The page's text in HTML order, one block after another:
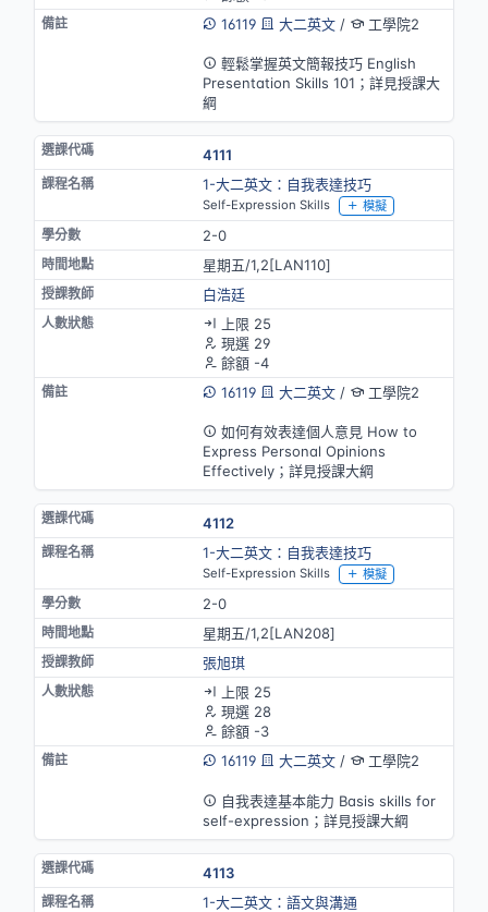
16119
大二英文/ 工學院2
輕鬆掌握英文簡報技巧 English
Presentation Skills 101；詳見授課大
綱
4111
1-大二英文：自我表達技巧
Self-Expression Skills 模擬
2-0
星期五/1,2[LAN110]
白浩廷
上限 25
現選 29
餘額 -4
16119
大二英文/ 工學院2
如何有效表達個人意見 How to
Express Personal Opinions
Effectively；詳見授課大綱
4112
1-大二英文：自我表達技巧
Self-Expression Skills 模擬
2-0
星期五/1,2[LAN208]
張旭琪
上限 25
現選 28
餘額 -3
16119
大二英文/ 工學院2
自我表達基本能力 Basis skills for
self-expression；詳見授課大綱
4113
1-大二英文：語文與溝通